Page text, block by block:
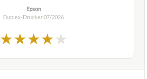
Epson
Duplex-Drucker07/2026
★★★★★